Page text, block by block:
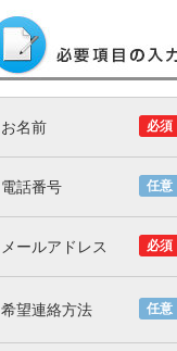
必須
お名前
任意
電話番号
必須
メールアドレス
任意
希望連絡方法